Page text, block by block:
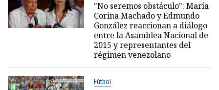
"No seremos obstáculo": María
Corina Machado y Edmundo
González reaccionan a diálogo
entre la Asamblea Nacional de
2015 y representantes del
régimen venezolano
Fútbol